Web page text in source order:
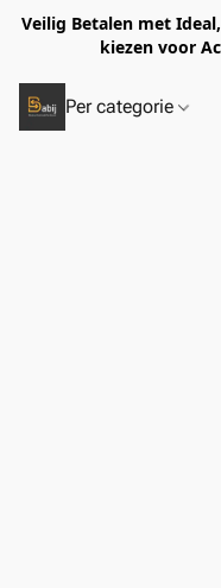
Veilig Betalen met
kiezen voor
Per categorie